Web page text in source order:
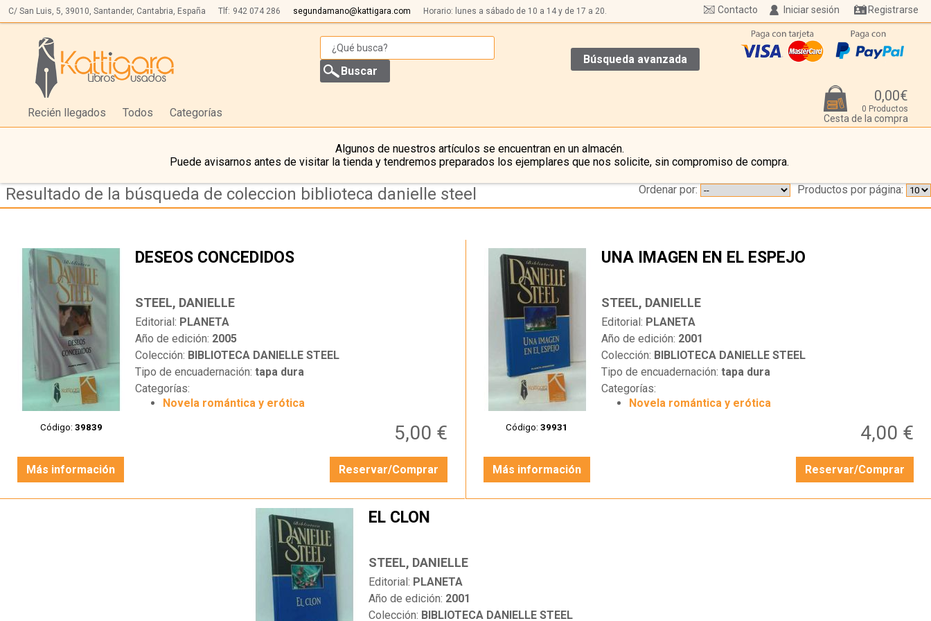
C/ San Luis, 5, 39010, Santander, Cantabria, España Tlf: 942 074 286 segundamano@kattigara.com Horario: lunes a sábado de 10 a 14 y de 17 a 20. Iniciar sesión Registrarse
Contacto
Búsqueda avanzada
Recién llegados Todos Categorías
0,00€
0 Productos
Cesta de la compra
Algunos de nuestros artículos se encuentran en un almacén.
Puede avisarnos antes de visitar la tienda y tendremos preparados los ejemplares que nos solicite, sin compromiso de compra.
Resultado de la búsqueda de coleccion biblioteca danielle steel Productos por página:
Ordenar por:
Código: 39839
DESEOS CONCEDIDOS
STEEL, DANIELLE
Editorial: PLANETA
Año de edición: 2005
Colección: BIBLIOTECA DANIELLE STEEL
Tipo de encuadernación:tapa dura
Categorías:
Novela romántica y erótica
5,00 €
Más información Reservar/Comprar
Código:39931
UNA IMAGEN EN EL ESPEJO
STEEL, DANIELLE
Editorial: PLANETA
Año de edición: 2001
Colección: BIBLIOTECA DANIELLE STEEL
Tipo de encuadernación: tapa dura
Categorías:
Novela romántica y erótica
4,00 €
Más información Reservar/Comprar
EL CLON
STEEL, DANIELLE
Editorial: PLANETA
Año de edición: 2001
Colección: BIBLIOTECA DANIELLE STEEL